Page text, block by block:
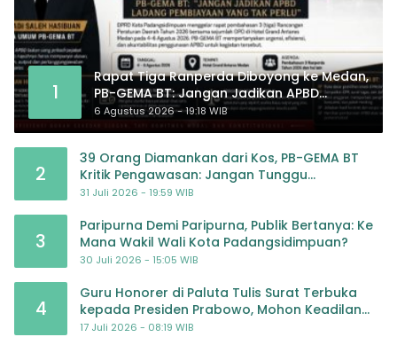
1
Rapat Tiga Ranperda Diboyong ke Medan,
PB-GEMA BT: Jangan Jadikan APBD
Ladang Pembiayaan yang Tak Perlu
6 Agustus 2026 - 19:18 WIB
2
39 Orang Diamankan dari Kos, PB-GEMA BT
Kritik Pengawasan: Jangan Tunggu
Masyarakat Bergerak Baru Negara Bertindak
31 Juli 2026 - 19:59 WIB
3
Paripurna Demi Paripurna, Publik Bertanya: Ke
Mana Wakil Wali Kota Padangsidimpuan?
30 Juli 2026 - 15:05 WIB
4
Guru Honorer di Paluta Tulis Surat Terbuka
kepada Presiden Prabowo, Mohon Keadilan
atas Dugaan Kriminalisasi
17 Juli 2026 - 08:19 WIB